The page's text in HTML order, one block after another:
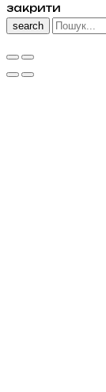
закрити
search